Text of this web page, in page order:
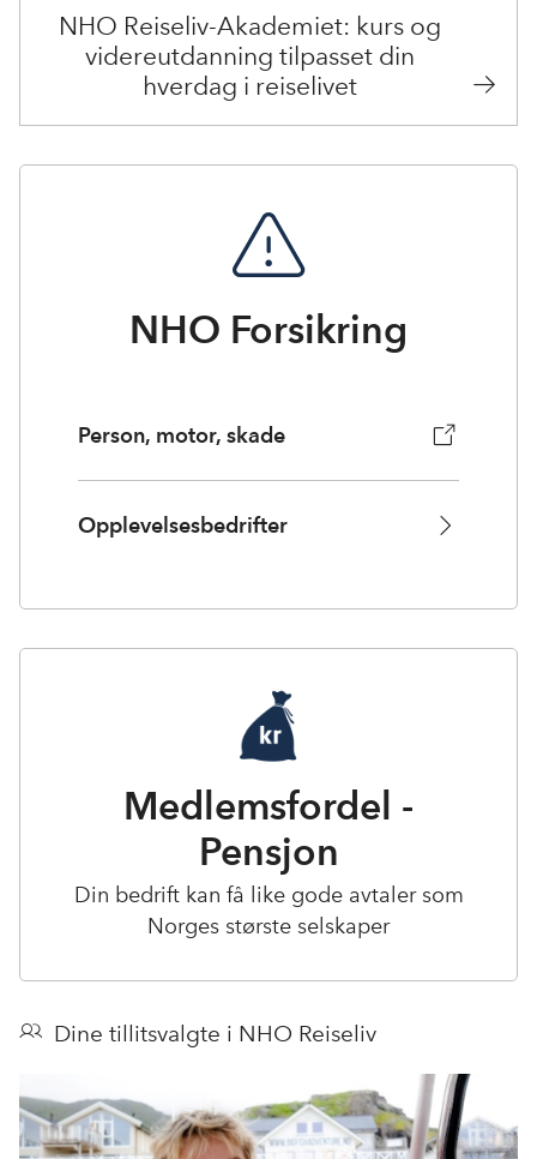
NHO Reiseliv-Akademiet: kurs og
videreutdanning tilpasset din
hverdag i reiselivet
NHO Forsikring
Person, motor, skade
Opplevelsesbedrifter
Medlemsfordel -
Pensjon
Din bedrift kan få like gode avtaler som
Norges største selskaper
Dine tillitsvalgte i NHO Reiseliv